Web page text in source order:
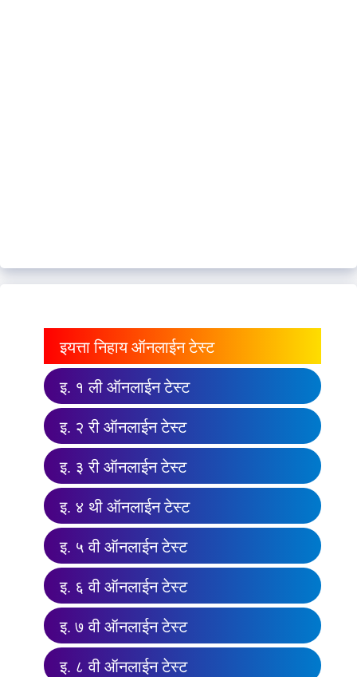
इयत्ता निहाय ऑनलाईन टेस्ट
इ. १ ली ऑनलाईन टेस्ट
इ. २ री ऑनलाईन टेस्ट
इ. ३ री ऑनलाईन टेस्ट
इ. ४ थी ऑनलाईन टेस्ट
इ. ५ वी ऑनलाईन टेस्ट
इ. ६ वी ऑनलाईन टेस्ट
इ. ७ वी ऑनलाईन टेस्ट
इ. ८ वी ऑनलाईन टेस्ट